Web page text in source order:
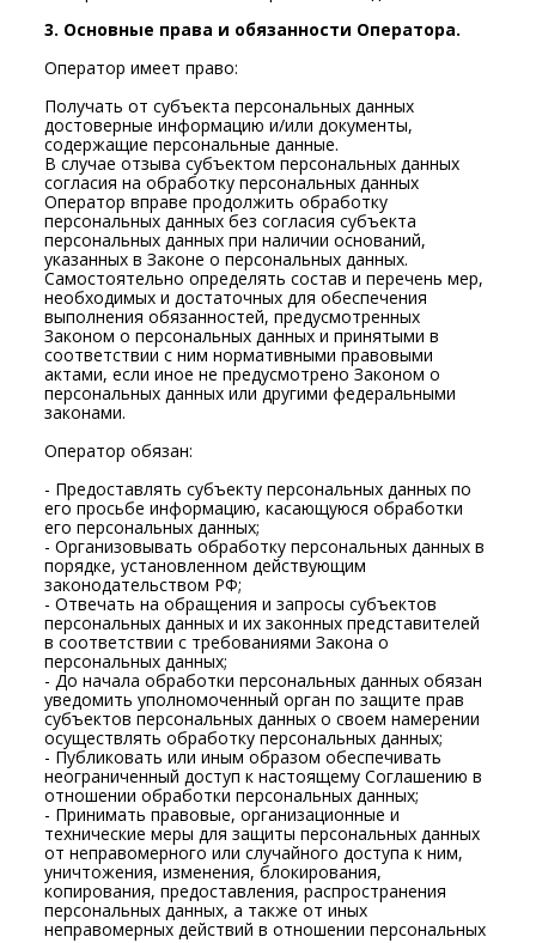
3. Основные права и обязанности Оператора.
Оператор имеет право:
Получать от субъекта персональных данных
достоверные информацию и/или документы,
содержащие персональные данные.
В случае отзыва субъектом персональных данных
согласия на обработку персональных данных
Оператор вправе продолжить обработку
персональных данных без согласия субъекта
персональных данных при наличии оснований,
указанных в Законе о персональных данных.
Самостоятельно определять состав и перечень мер,
необходимых и достаточных для обеспечения
выполнения обязанностей, предусмотренных
Законом о персональных данных и принятыми в
соответствии с ним нормативными правовыми
актами, если иное не предусмотрено Законом о
персональных данных или другими федеральными
законами.
Оператор обязан:
- Предоставлять субъекту персональных данных по
его просьбе информацию, касающуюся обработки
его персональных данных;
- Организовывать обработку персональных данных в
порядке, установленном действующим
законодательством РФ;
- Отвечать на обращения и запросы субъектов
персональных данных и их законных представителей
в соответствии с требованиями Закона о
персональных данных;
- До начала обработки персональных данных обязан
уведомить уполномоченный орган по защите прав
субъектов персональных данных о своем намерении
осуществлять обработку персональных данных;
- Публиковать или иным образом обеспечивать
неограниченный доступ к настоящему Соглашению в
отношении обработки персональных данных;
- Принимать правовые, организационные и
технические меры для защиты персональных данных
от неправомерного или случайного доступа к ним,
уничтожения, изменения, блокирования,
копирования, предоставления, распространения
персональных данных, а также от иных
неправомерных действий в отношении персональных